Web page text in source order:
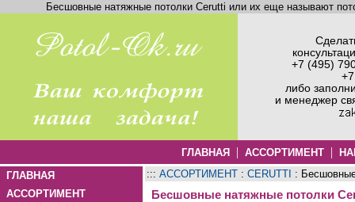
Бесшовные натяжные потолки Cerutti или их еще называют
+7 (495)
либо
и менеджер
ГЛАВНАЯ | АССОРТИМЕНТ |
ГЛАВНАЯ
АССОРТИМЕНТ
::: АССОРТИМЕНТ : CERUTTI :
Бесшовные натяжные потолки